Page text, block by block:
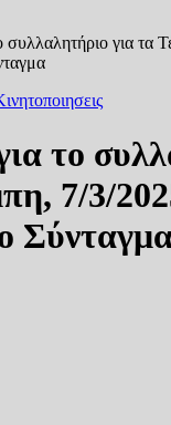
για τα
το
7/3/